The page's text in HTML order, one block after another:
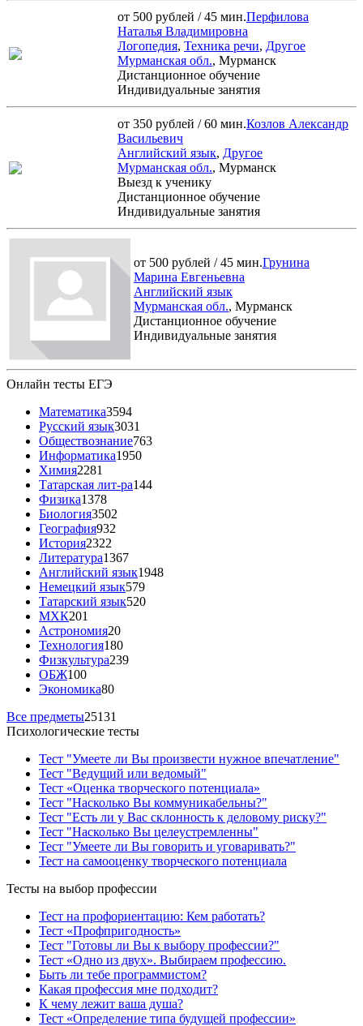
от 500 рублей / 45 мин.Перфилова
Наталья Владимировна
Логопедия, Техника речи, Другое
Мурманская обл., Мурманск
Дистанционное обучение
Индивидуальные занятия
от 350 рублей / 60 мин.Козлов Александр
Васильевич
Английский язык, Другое
Мурманская обл., Мурманск
Выезд к ученику
Дистанционное обучение
Индивидуальные занятия
от 500 рублей / 45 мин.Грунина
Марина Евгеньевна
Английский язык
Мурманская обл., Мурманск
Дистанционное обучение
Индивидуальные занятия
Онлайн тесты ЕГЭ
Математика3594
Русский язык3031
Обществознание763
Информатика1950
Химия2281
Татарская лит-ра144
Физика1378
Биология3502
География932
История2322
Литература1367
Английский язык1948
Немецкий язык579
Татарский язык520
МХК201
Астрономия20
Технология180
Физкультура239
ОБЖ100
Экономика80
Все предметы25131
Психологические тесты
Тест "Умеете ли Вы произвести нужное впечатление"
Тест "Ведущий или ведомый"
Тест «Оценка творческого потенциала»
Тест "Насколько Вы коммуникабельны?"
Тест "Есть ли у Вас склонность к деловому риску?"
Тест "Насколько Вы целеустремленны"
Тест "Умеете ли Вы говорить и уговаривать?"
Тест на самооценку творческого потенциала
Тесты на выбор профессии
Тест на профориентацию: Кем работать?
Тест «Профпригодность»
Тест "Готовы ли Вы к выбору профессии?"
Тест «Одно из двух». Выбираем профессию.
Быть ли тебе программистом?
Какая профессия мне подходит?
К чему лежит ваша душа?
Тест «Определение типа будущей профессии»